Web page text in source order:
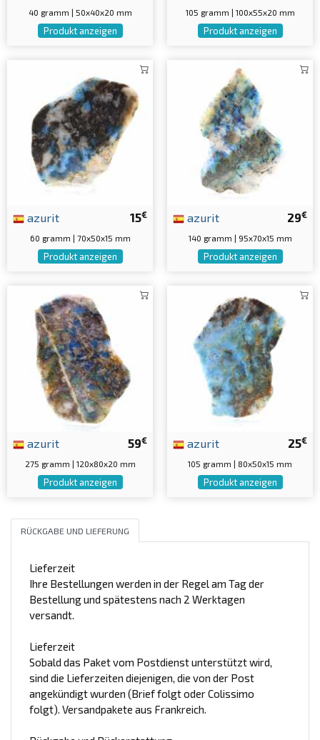
40 gramm | 50x40x20 mm
Produkt anzeigen
105 gramm | 100x55x20 mm
Produkt anzeigen
15€
azurit
60 gramm | 70x50x15 mm
Produkt anzeigen
29€
azurit
140 gramm | 95x70x15 mm
Produkt anzeigen
59€
azurit
275 gramm | 120x80x20 mm
Produkt anzeigen
25€
azurit
105 gramm | 80x50x15 mm
Produkt anzeigen
RÜCKGABE UND LIEFERUNG
Lieferzeit
Ihre Bestellungen werden in der Regel am Tag der
Bestellung und spätestens nach 2 Werktagen
versandt.
Lieferzeit
Sobald das Paket vom Postdienst unterstützt wird,
sind die Lieferzeiten diejenigen, die von der Post
angekündigt wurden (Brief folgt oder Colissimo
folgt). Versandpakete aus Frankreich.